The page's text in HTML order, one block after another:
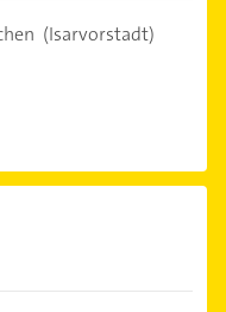
(Isarvorstadt)